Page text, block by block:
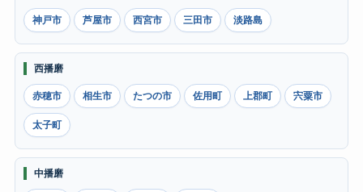
神戸市
芦屋市 西宮市 三田市 淡路島
西播磨
赤穂市
相生市 たつの市 佐用町 上郡町 宍粟市
太子町
中播磨